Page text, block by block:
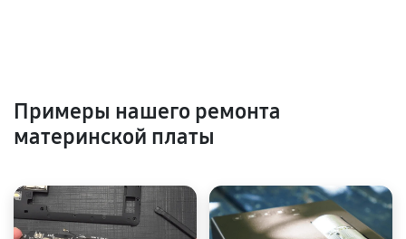
Примеры нашего ремонта
материнской платы